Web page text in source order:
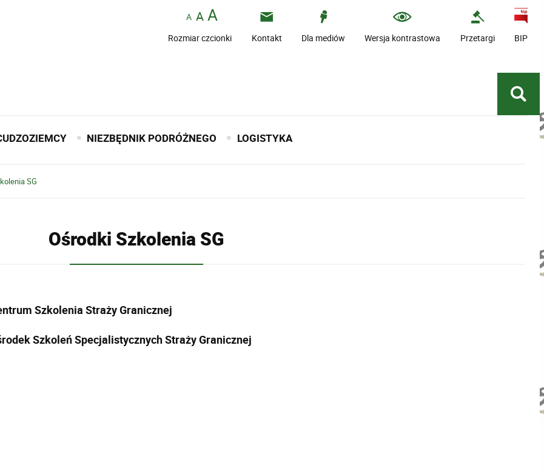
Rozmiar czcionki Kontakt Dla mediów Wersja kontrastowa Przetargi BIP
NIEZBĘDNIK PODRÓŻNEGO LOGISTYKA
SG
Ośrodki Szkolenia SG
Szkolenia Straży Granicznej
Szkoleń Specjalistycznych Straży Granicznej